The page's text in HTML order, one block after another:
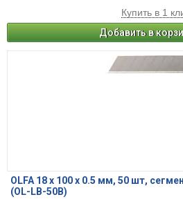
Купить в 1
Добавить в
OLFA 18 х 100 х 0.5 мм, 50 шт,
(OL-LB-50B)